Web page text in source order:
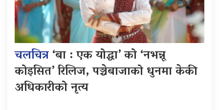
चलचित्र‘बा : एक योद्धा’ को ‘नभन्नू
कोइसित’ रिलिज, पञ्चेबाजाको धुनमा केकी
अधिकारीको नृत्य